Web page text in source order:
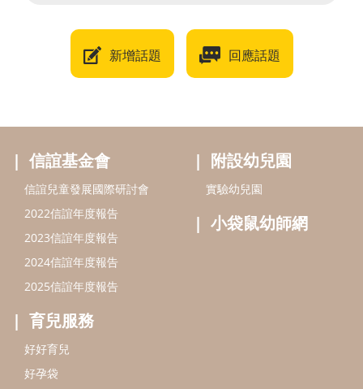
新增話題 回應話題
信誼基金會
信誼兒童發展國際研討會
2022信誼年度報告
2023信誼年度報告
2024信誼年度報告
2025信誼年度報告
育兒服務
好好育兒
好孕袋
附設幼兒園
實驗幼兒園
小袋鼠幼師網